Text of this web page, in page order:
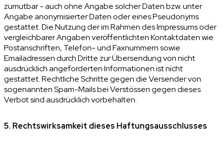
zumutbar - auch ohne Angabe solcher Daten bzw. unter
Angabe anonymisierter Daten oder eines Pseudonyms
gestattet. Die Nutzung der im Rahmen des Impressums oder
vergleichbarer Angaben veröffentlichten Kontaktdaten wie
Postanschriften, Telefon- und Faxnummern sowie
Emailadressen durch Dritte zur Übersendung von nicht
ausdrücklich angeforderten Informationen ist nicht
gestattet. Rechtliche Schritte gegen die Versender von
sogenannten Spam-Mails bei Verstössen gegen dieses
Verbot sind ausdrücklich vorbehalten.
5. Rechtswirksamkeit dieses Haftungsausschlusses